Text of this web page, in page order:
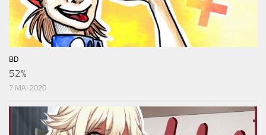
BD
52%
7 MAI 2020